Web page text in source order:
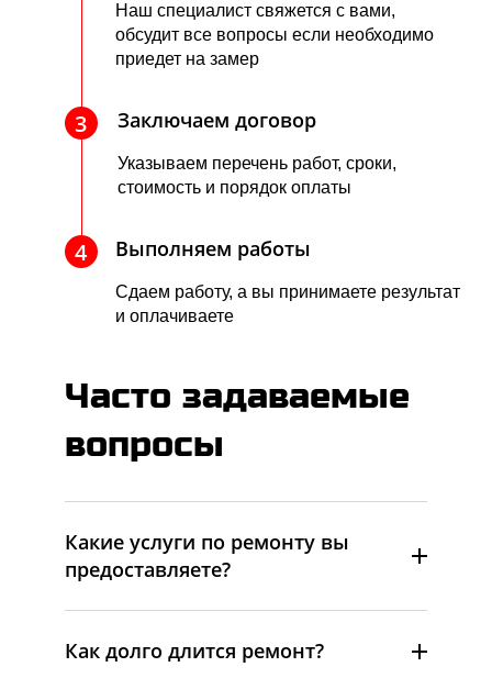
Наш специалист свяжется с вами,
обсудит все вопросы если необходимо
приедет на замер
Заключаем договор
Указываем перечень работ, сроки,
стоимость и порядок оплаты
3
4 Выполняем работы
Сдаем работу, а вы принимаете результат
и оплачиваете
Часто задаваемые
вопросы
Какие услуги по ремонту вы
предоставляете?
Как долго длится ремонт?